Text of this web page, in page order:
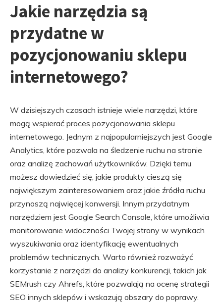
Jakie narzędzia są
przydatne w
pozycjonowaniu sklepu
internetowego?
W dzisiejszych czasach istnieje wiele narzędzi, które
mogą wspierać proces pozycjonowania sklepu
internetowego. Jednym z najpopularniejszych jest Google
Analytics, które pozwala na śledzenie ruchu na stronie
oraz analizę zachowań użytkowników. Dzięki temu
możesz dowiedzieć się, jakie produkty cieszą się
największym zainteresowaniem oraz jakie źródła ruchu
przynoszą najwięcej konwersji. Innym przydatnym
narzędziem jest Google Search Console, które umożliwia
monitorowanie widoczności Twojej strony w wynikach
wyszukiwania oraz identyfikację ewentualnych
problemów technicznych. Warto również rozważyć
korzystanie z narzędzi do analizy konkurencji, takich jak
SEMrush czy Ahrefs, które pozwalają na ocenę strategii
SEO innych sklepów i wskazują obszary do poprawy.